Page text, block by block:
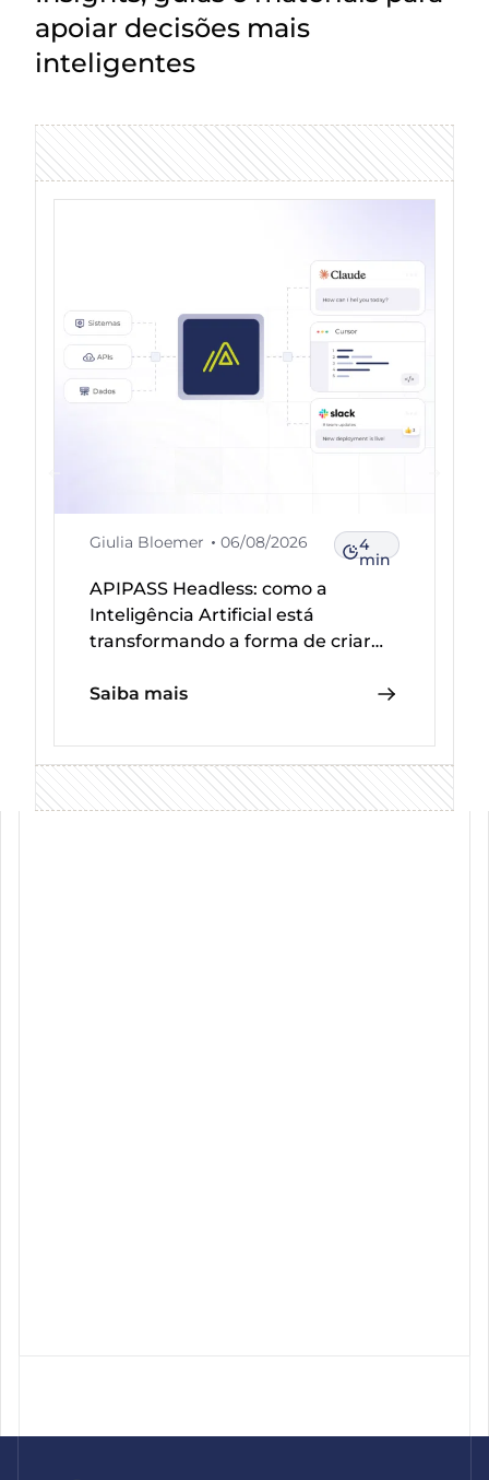
apoiar decisões mais
inteligentes
Giulia Bloemer 06/08/2026 4
min
APIPASS Headless: como a
Inteligência Artificial está
transformando a forma de criar
Saiba mais